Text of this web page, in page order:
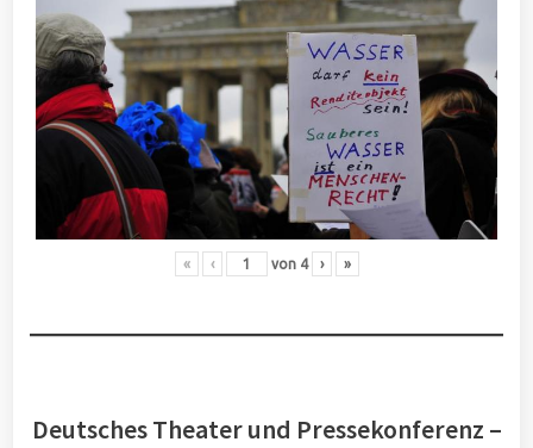
« ‹ von 4 › »
Deutsches Theater und Pressekonferenz –